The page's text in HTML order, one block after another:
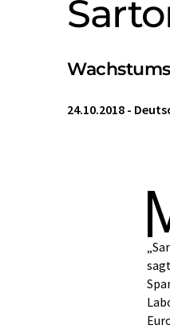
24.10.2018 -